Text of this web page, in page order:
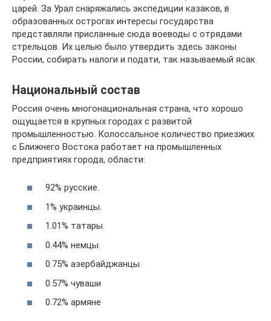
царей. За Урал снаряжались экспедиции казаков, в
образованных острогах интересы государства
представляли присланные сюда воеводы с отрядами
стрельцов. Их целью было утвердить здесь законы
России, собирать налоги и подати, так называемый ясак.
Национальный состав
Россия очень многонациональная страна, что хорошо
ощущается в крупных городах с развитой
промышленностью. Колоссальное количество приезжих
с Ближнего Востока работает на промышленных
предприятиях города, области:
92% русские.
1% украинцы.
1.01% татары.
0.44% немцы.
0.75% азербайджанцы.
0.57% чуваши
0.72% армяне